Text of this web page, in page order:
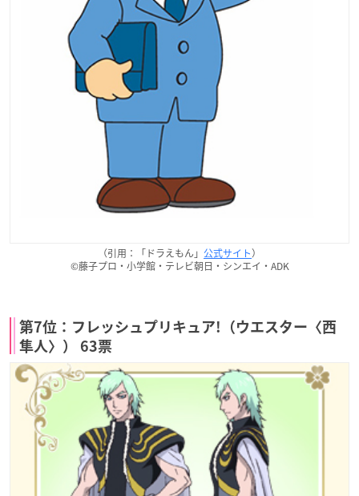
（引用：「ドラえもん」 公式サイト）
©藤子プロ・小学館・テレビ朝日・シンエイ・ADK
第7位：フレッシュプリキュア!（ウエスター〈西
隼人〉） 63票